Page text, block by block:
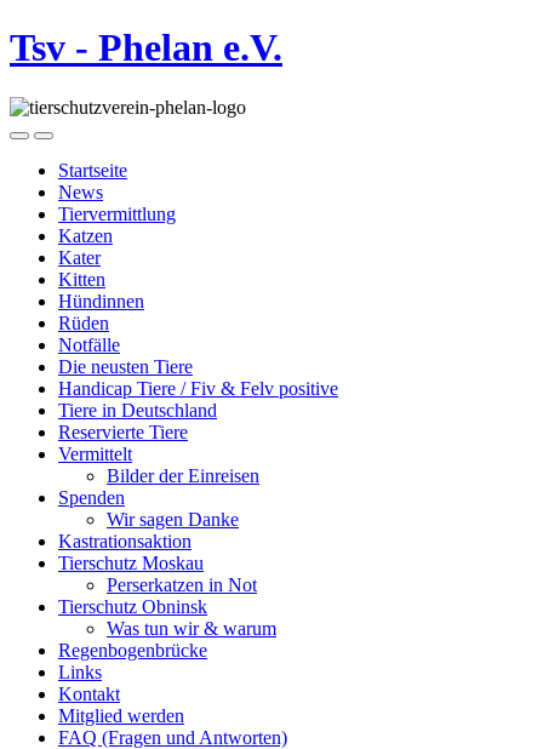
Tsv - Phelan e.V.
Startseite
News
Tiervermittlung
Katzen
Kater
Kitten
Hündinnen
Rüden
Notfälle
Die neusten Tiere
Handicap Tiere / Fiv & Felv positive
Tiere in Deutschland
Reservierte Tiere
Vermittelt
Bilder der Einreisen
Spenden
Wir sagen Danke
Kastrationsaktion
Tierschutz Moskau
Perserkatzen in Not
Tierschutz Obninsk
Was tun wir & warum
Regenbogenbrücke
Links
Kontakt
Mitglied werden
FAQ (Fragen und Antworten)